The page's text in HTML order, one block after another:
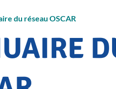
du réseau OSCAR